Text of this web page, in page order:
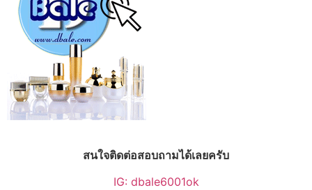
สนใจติดต่อสอบถามได้เลยครับ
IG: dbale6001ok